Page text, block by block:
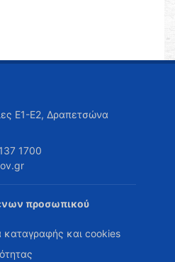
Ε1-Ε2, Δραπετσώνα
1700
προσωπικού
καταγραφής και cookies